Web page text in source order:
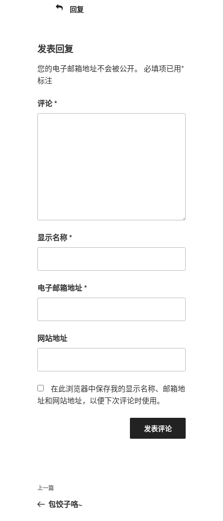
回复
发表回复
您的电子邮箱地址不会被公开。 必填项已用*
标注
评论*
显示名称*
电子邮箱地址*
网站地址
在此浏览器中保存我的显示名称、邮箱地
址和网站地址，以便下次评论时使用。
文
导
上
一
上一篇
包饺子咯~